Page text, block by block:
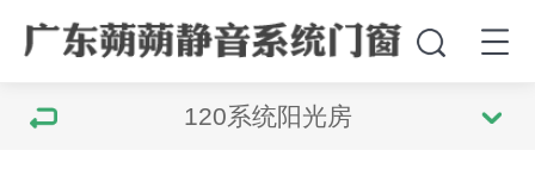
120系统阳光房